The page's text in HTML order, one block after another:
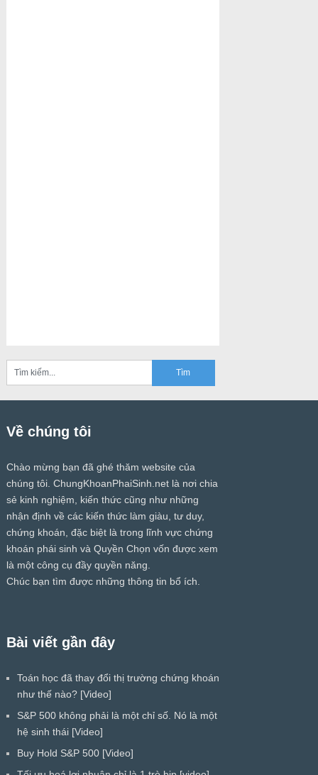
Về chúng tôi
Chào mừng bạn đã ghé thăm website của
chúng tôi. ChungKhoanPhaiSinh.netlà nơi chia
sẻ kinh nghiệm, kiến thức cũng như những
nhận định về các kiến thức làm giàu, tư duy,
chứng khoán, đặc biệt là trong lĩnh vực chứng
khoán phái sinh và Quyền Chọn vốn được xem
là một công cụ đầy quyền năng.
Chúc bạn tìm được những thông tin bổ ích.
Bài viết gần đây
Toán học đã thay đổi thị trường chứng khoán
như thế nào? [Video]
S&P 500 không phải là một chỉ số. Nó là một
hệ sinh thái [Video]
Buy Hold S&P 500 [Video]